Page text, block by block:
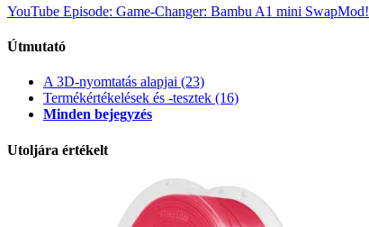
YouTube Episode: Game-Changer: Bambu A1 mini SwapMod!
Útmutató
A 3D-nyomtatás alapjai (23)
Termékértékelések és -tesztek (16)
Minden bejegyzés
Utoljára értékelt